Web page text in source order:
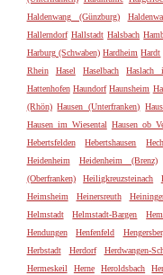
Haldenwang (Günzburg)
Hallerndorf Hallstadt Halsbach
Harburg (Schwaben) Hardheim Hardt
Rhein
Hasel Haselbach Haslach
Hattenhofen Haundorf Haunsheim
(Rhön) Hausen (Unterfranken)
Hausen im Wiesental Hausen ob
Hebertsfelden
Hebertshausen
Heidenheim
Heidenheim (Brenz)
(Oberfranken)
Heiligkreuzsteinach
Heimsheim
Heinersreuth
Helmstadt
Helmstadt-Bargen
Hendungen
Henfenfeld
Herbstadt
Herdorf Herdwangen-
Hermeskeil
Herne Heroldsbach